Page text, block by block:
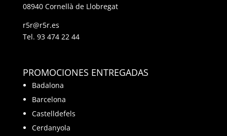
08940 Cornellà de Llobregat
r5r@r5r.es
Tel. 93 474 22 44
PROMOCIONES ENTREGADAS
Badalona
Barcelona
Castelldefels
Cerdanyola